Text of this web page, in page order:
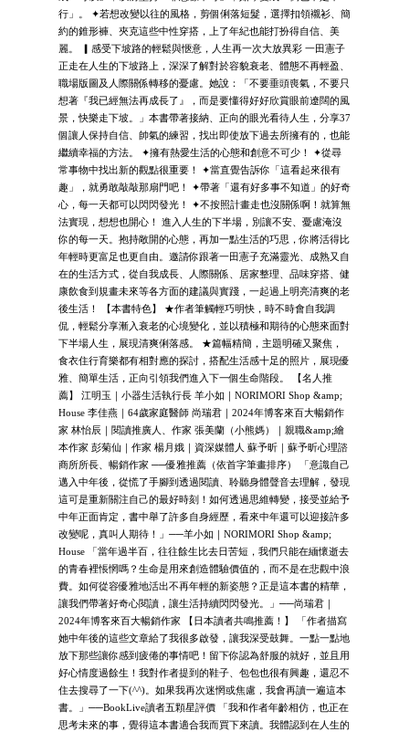
行」。 ✦若想改變以往的風格，剪個俐落短髮，選擇扣領襯衫、簡
約的錐形褲、夾克這些中性穿搭，上了年紀也能打扮得自信、美
麗。 ▎感受下坡路的輕鬆與愜意，人生再一次大放異彩 一田憲子
正走在人生的下坡路上，深深了解對於容貌衰老、體態不再輕盈、
職場版圖及人際關係轉移的憂慮。她說：「不要垂頭喪氣，不要只
想著『我已經無法再成長了』，而是要懂得好好欣賞眼前遼闊的風
景，快樂走下坡。」本書帶著接納、正向的眼光看待人生，分享37
個讓人保持自信、帥氣的練習，找出即使放下過去所擁有的，也能
繼續幸福的方法。 ✦擁有熱愛生活的心態和創意不可少！ ✦從尋
常事物中找出新的觀點很重要！ ✦當直覺告訴你「這看起來很有
趣」，就勇敢敲敲那扇門吧！ ✦帶著「還有好多事不知道」的好奇
心，每一天都可以閃閃發光！ ✦不按照計畫走也沒關係啊！就算無
法實現，想想也開心！ 進入人生的下半場，別讓不安、憂慮淹沒
你的每一天。抱持敞開的心態，再加一點生活的巧思，你將活得比
年輕時更富足也更自由。邀請你跟著一田憲子充滿靈光、成熟又自
在的生活方式，從自我成長、人際關係、居家整理、品味穿搭、健
康飲食到規畫未來等各方面的建議與實踐，一起過上明亮清爽的老
後生活！ 【本書特色】 ★作者筆觸輕巧明快，時不時會自我調
侃，輕鬆分享漸入衰老的心境變化，並以積極和期待的心態來面對
下半場人生，展現清爽俐落感。 ★篇幅精簡，主題明確又聚焦，
食衣住行育樂都有相對應的探討，搭配生活感十足的照片，展現優
雅、簡單生活，正向引領我們進入下一個生命階段。 【名人推
薦】 江明玉｜小器生活執行長 羊小如｜NORIMORI Shop &amp;
House 李佳燕｜64歲家庭醫師 尚瑞君｜2024年博客來百大暢銷作
家 林怡辰｜閱讀推廣人、作家 張美蘭（小熊媽）｜親職&amp;繪
本作家 彭菊仙｜作家 楊月娥｜資深媒體人 蘇予昕｜蘇予昕心理諮
商所所長、暢銷作家 ──優雅推薦（依首字筆畫排序） 「意識自己
邁入中年後，從慌了手腳到透過閱讀、聆聽身體聲音去理解，發現
這可是重新關注自己的最好時刻！如何透過思維轉變，接受並給予
中年正面肯定，書中舉了許多自身經歷，看來中年還可以迎接許多
改變呢，真叫人期待！」──羊小如｜NORIMORI Shop &amp;
House 「當年過半百，往往餘生比去日苦短，我們只能在緬懷逝去
的青春裡悵惘嗎？生命是用來創造體驗價值的，而不是在悲觀中浪
費。如何從容優雅地活出不再年輕的新姿態？正是這本書的精華，
讓我們帶著好奇心閱讀，讓生活持續閃閃發光。」──尚瑞君｜
2024年博客來百大暢銷作家 【日本讀者共鳴推薦！】 「作者描寫
她中年後的這些文章給了我很多啟發，讓我深受鼓舞。一點一點地
放下那些讓你感到疲倦的事情吧！留下你認為舒服的就好，並且用
好心情度過餘生！我對作者提到的鞋子、包包也很有興趣，還忍不
住去搜尋了一下(^^)。如果我再次迷惘或焦慮，我會再讀一遍這本
書。」──BookLive讀者五顆星評價 「我和作者年齡相仿，也正在
思考未來的事，覺得這本書適合我而買下來讀。我體認到在人生的